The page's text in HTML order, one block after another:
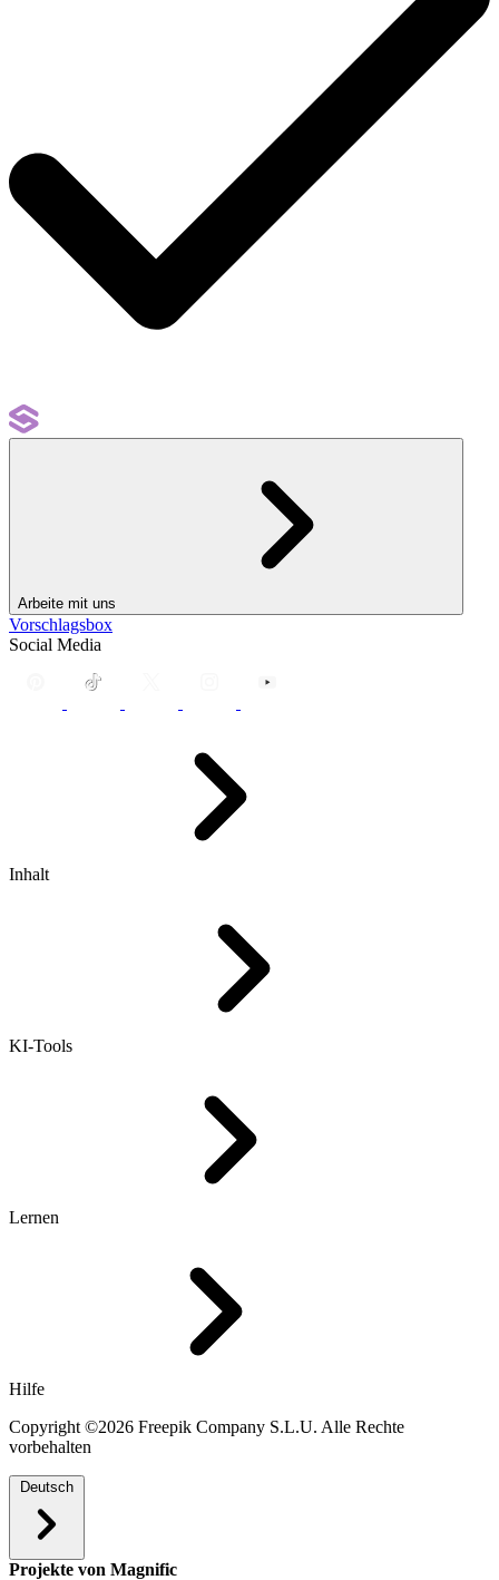
Arbeite mit uns
Vorschlagsbox
Social Media
Inhalt
KI-Tools
Lernen
Hilfe
Copyright ©2026 Freepik Company S.L.U. Alle Rechte
vorbehalten
Deutsch
Projekte von Magnific